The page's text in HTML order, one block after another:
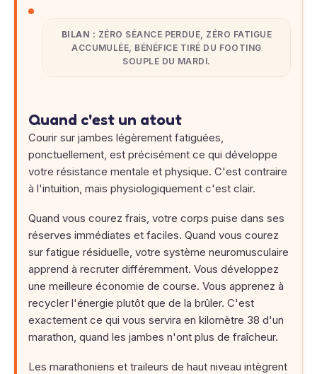
BILAN : ZÉRO SÉANCE PERDUE, ZÉRO FATIGUE
ACCUMULÉE, BÉNÉFICE TIRÉ DU FOOTING
SOUPLE DU MARDI.
Quand c'est un atout
Courir sur jambes légèrement fatiguées,
ponctuellement, est précisément ce qui développe
votre résistance mentale et physique. C'est contraire
à l'intuition, mais physiologiquement c'est clair.
Quand vous courez frais, votre corps puise dans ses
réserves immédiates et faciles. Quand vous courez
sur fatigue résiduelle, votre système neuromusculaire
apprend à recruter différemment. Vous développez
une meilleure économie de course. Vous apprenez à
recycler l'énergie plutôt que de la brûler. C'est
exactement ce qui vous servira en kilomètre 38 d'un
marathon, quand les jambes n'ont plus de fraîcheur.
Les marathoniens et traileurs de haut niveau intègrent